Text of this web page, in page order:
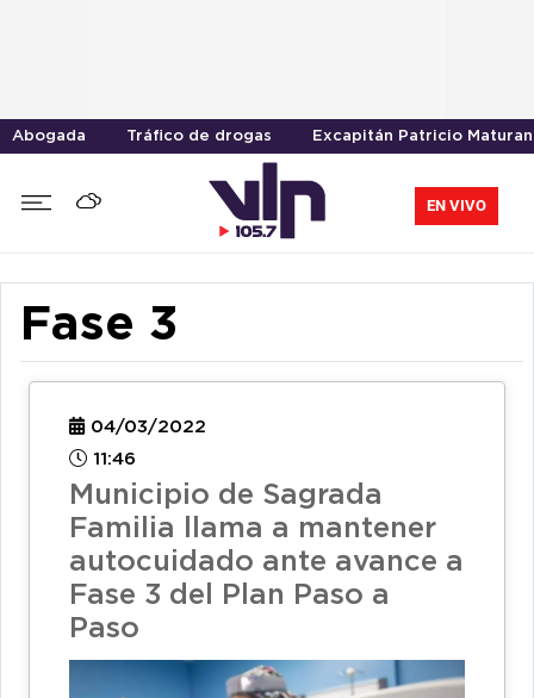
Abogada Tráfico de drogas Excapitán Patricio
EN VIVO
Fase 3
04/03/2022
11:46
Municipio de Sagrada
Familia llama a mantener
autocuidado ante avance a
Fase 3 del Plan Paso a
Paso